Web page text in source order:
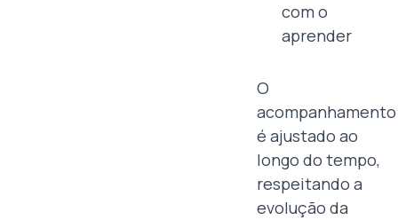
com o
aprender
O
acompanhamento
é ajustado ao
longo do tempo,
respeitando a
evolução da